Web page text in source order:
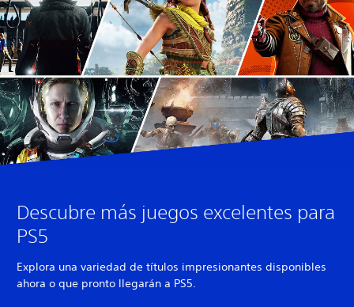
Descubre más juegos excelentes para
PS5
Explora una variedad de títulos impresionantes disponibles
ahora o que pronto llegarán a PS5.